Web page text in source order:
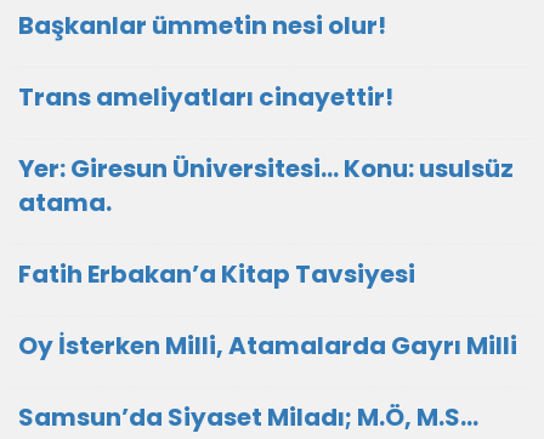
Başkanlar ümmetin nesi olur!
Trans ameliyatları cinayettir!
Yer: Giresun Üniversitesi… Konu: usulsüz
atama.
Fatih Erbakan’a Kitap Tavsiyesi
Oy İsterken Milli, Atamalarda Gayrı Milli
Samsun’da Siyaset Miladı; M.Ö, M.S…